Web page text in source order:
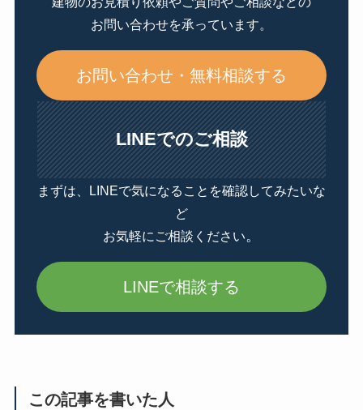
お問い合わせを承っています。
お問い合わせ・無料相談する
LINEでのご相談
まずは、LINEで気になることを確認してみたいな
ど
お気軽にご相談ください。
LINEで相談する
この記事を書いた人